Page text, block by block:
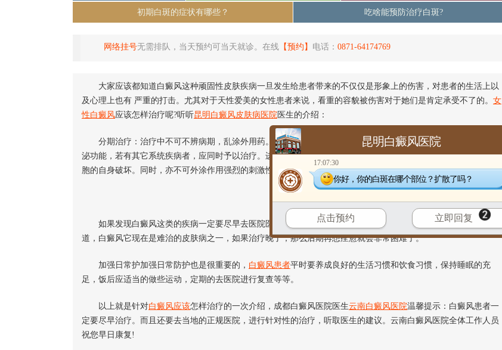
初期白斑的症状有哪些？ 吃啥能预防治疗白斑?
网络挂号无需排队，当天预约可当天就诊。在线 【预约】 电话： 0871-64174769
大家应该都知道白癜风这种顽固性皮肤疾病一旦发生给患者带来的不仅仅是形象上的伤害，对患者的生活上以
及心理上也有 严重的打击。尤其对于天性爱美的女性患者来说，看重的容貌被伤害对于她们是肯定承受不了的。 女
性白癜风应该怎样治疗呢?听听昆明白癜风皮肤病医院 医生的介绍：
分期治疗：治疗中不可不辨病期，乱涂外用药。白癜风的进行期应以内治为主，调整机体免疫功能、神经内分
泌功能，若有其它系统疾病者，应同时予以治疗。进行期，切不可选择强烈的日光照射或紫外线，以免加剧黑素细
胞的自身破坏。同时，亦不可外涂作用强烈的刺激性药物，以免白斑扩大、扩散。
如果发现白癜风这类的疾病一定要尽早去医院医治。治疗的越早白癜风就会有很大的几率治好，我们大家都知
道，白癜风它现在是难治的皮肤病之一，如果治疗晚了，那么后期再想痊愈就会非常困难了。
加强日常护加强日常防护也是很重要的， 白癜风患者平时要养成良好的生活习惯和饮食习惯，保持睡眠的充
足，饭后应适当的做些运动，定期的去医院进行复查等等。
以上就是针对白癜风应该怎样治疗的一次介绍，成都白癜风医院医生云南白癜风医院温馨提示：白癜风患者一
定要尽早治疗。而且还要去当地的正规医院，进行针对性的治疗，听取医生的建议。云南白癜风医院全体工作人员
祝您早日康复!
昆明白癜风医院
17:07:30
你好，你的白斑在哪个部位？扩散了吗？
点击预约 立即回复